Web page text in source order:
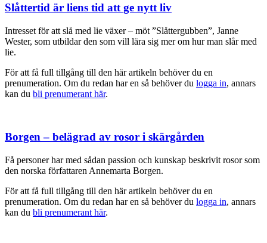
Slåttertid är liens tid att ge nytt liv
Intresset för att slå med lie växer – möt ”Slåttergubben”, Janne
Wester, som utbildar den som vill lära sig mer om hur man slår med
lie.
För att få full tillgång till den här artikeln behöver du en
prenumeration. Om du redan har en så behöver du logga in, annars
kan du bli prenumerant här.
Borgen – belägrad av rosor i skärgården
Få personer har med sådan passion och kunskap beskrivit rosor som
den norska författaren Annemarta Borgen.
För att få full tillgång till den här artikeln behöver du en
prenumeration. Om du redan har en så behöver du logga in, annars
kan du bli prenumerant här.